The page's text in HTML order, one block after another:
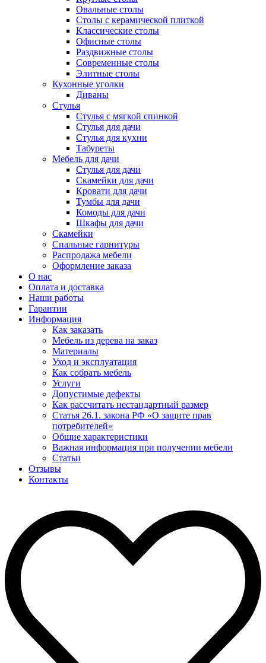
Овальные столы
Столы с керамической плиткой
Классические столы
Офисные столы
Раздвижные столы
Современные столы
Элитные столы
Кухонные уголки
Диваны
Стулья
Стулья с мягкой спинкой
Стулья для дачи
Стулья для кухни
Табуреты
Мебель для дачи
Стулья для дачи
Скамейки для дачи
Кровати для дачи
Тумбы для дачи
Комоды для дачи
Шкафы для дачи
Скамейки
Спальные гарнитуры
Распродажа мебели
Оформление заказа
О нас
Оплата и доставка
Наши работы
Гарантии
Информация
Как заказать
Мебель из дерева на заказ
Материалы
Уход и эксплуатация
Как собрать мебель
Услуги
Допустимые дефекты
Как рассчитать нестандартный размер
Статья 26.1. закона РФ «О защите прав
потребителей»
Общие характеристики
Важная информация при получении мебели
Статьи
Отзывы
Контакты